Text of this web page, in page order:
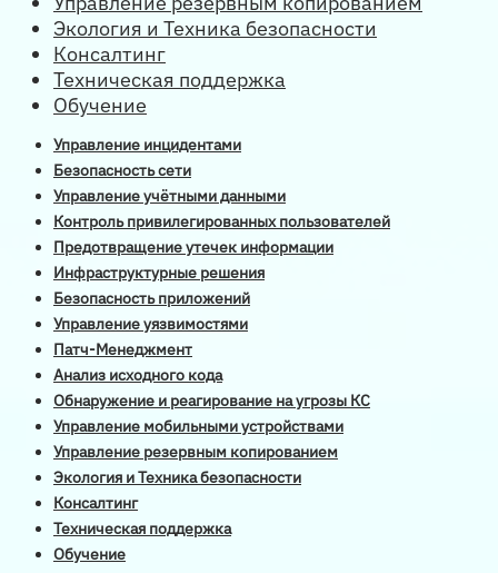
Экология и Техника безопасности
Консалтинг
Техническая поддержка
Обучение
Управление инцидентами
Безопасность сети
Управление учётными данными
Контроль привилегированных пользователей
Предотвращение утечек информации
Инфраструктурные решения
Безопасность приложений
Управление уязвимостями
Патч-Менеджмент
Анализ исходного кода
Обнаружение и реагирование на угрозы КС
Управление мобильными устройствами
Управление резервным копированием
Экология и Техника безопасности
Консалтинг
Техническая поддержка
Обучение